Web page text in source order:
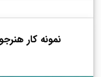
نمونه کار